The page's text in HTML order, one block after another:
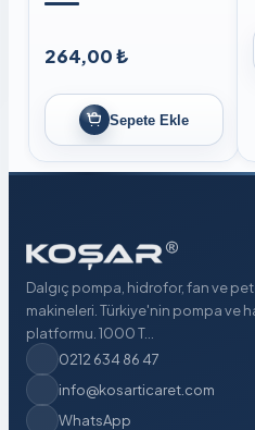
264,00 ₺
Sepete Ekle
Dalgıç pompa, hidrofor, fan ve
makineleri. Türkiye'nin pompa ve
platformu. 1000 T...
0212 634 86 47
info@kosarticaret.com
WhatsApp